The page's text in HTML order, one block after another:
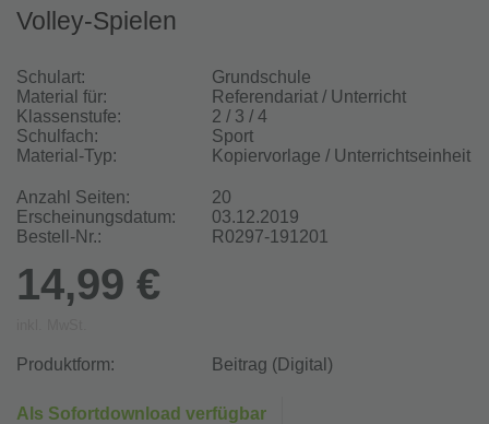
Volley-Spielen
Schulart:
Grundschule
Material für:
Referendariat / Unterricht
Klassenstufe:
2 / 3 / 4
Schulfach:
Sport
Material-Typ:
Kopiervorlage / Unterrichtseinheit
Anzahl Seiten:
20
Erscheinungsdatum:
03.12.2019
Bestell-Nr.:
R0297-191201
14,99 €
Produktform: Beitrag (Digital)
Als Sofortdownload verfügbar